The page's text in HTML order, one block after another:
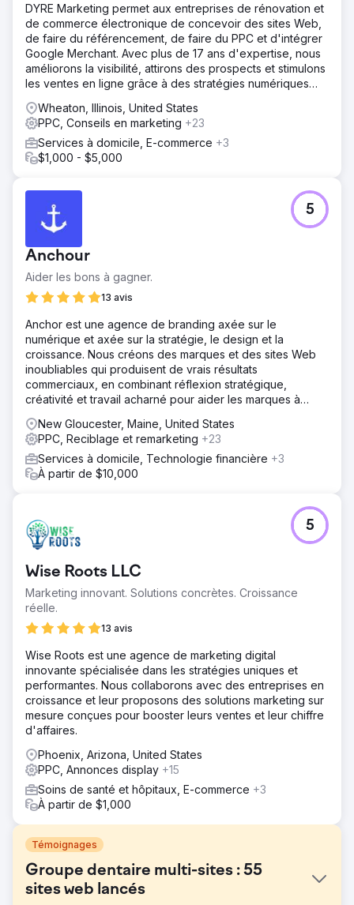
DYRE Marketing permet aux entreprises de rénovation et
de commerce électronique de concevoir des sites Web,
de faire du référencement, de faire du PPC et d'intégrer
Google Merchant. Avec plus de 17 ans d'expertise, nous
améliorons la visibilité, attirons des prospects et stimulons
les ventes en ligne grâce à des stratégies numériques
Wheaton, Illinois, United States
PPC, Conseils en marketing +23
Services à domicile, E-commerce +3
$1,000 - $5,000
Anchour
Aider les bons à gagner.
13 avis
5
Anchor est une agence de branding axée sur le
numérique et axée sur la stratégie, le design et la
croissance. Nous créons des marques et des sites Web
inoubliables qui produisent de vrais résultats
commerciaux, en combinant réflexion stratégique,
créativité et travail acharné pour aider les marques à
New Gloucester, Maine, United States
PPC, Reciblage et remarketing +23
Services à domicile, Technologie financière +3
À partir de $10,000
Wise Roots LLC
Marketing innovant. Solutions concrètes. Croissance
réelle.
13 avis
5
Wise Roots est une agence de marketing digital
innovante spécialisée dans les stratégies uniques et
performantes. Nous collaborons avec des entreprises en
croissance et leur proposons des solutions marketing sur
mesure conçues pour booster leurs ventes et leur chiffre
d'affaires.
Phoenix, Arizona, United States
PPC, Annonces display +15
Soins de santé et hôpitaux, E-commerce +3
À partir de $1,000
Témoignages
Groupe dentaire multi-sites : 55
sites web lancés